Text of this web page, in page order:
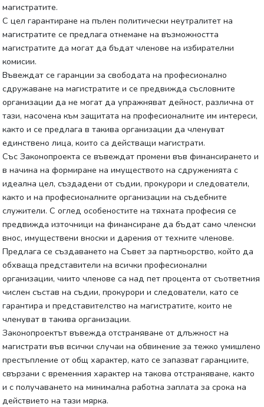
магистратите.
С цел гарантиране на пълен политически неутралитет на
магистратите се предлага отнемане на възможността
магистратите да могат да бъдат членове на избирателни
комисии.
Въвеждат се гаранции за свободата на професионално
сдружаване на магистратите и се предвижда съсловните
организации да не могат да упражняват дейност, различна от
тази, насочена към защитата на професионалните им интереси,
както и се предлага в такива организации да членуват
единствено лица, които са действащи магистрати.
Със Законопроекта се въвеждат промени във финансирането и
в начина на формиране на имуществото на сдруженията с
идеална цел, създадени от съдии, прокурори и следователи,
както и на професионалните организации на съдебните
служители. С оглед особеностите на тяхната професия се
предвижда източници на финансиране да бъдат само членски
внос, имуществени вноски и дарения от техните членове.
Предлага се създаването на Съвет за партньорство, който да
обхваща представители на всички професионални
организации, чиито членове са над пет процента от съответния
числен състав на съдии, прокурори и следователи, като се
гарантира и представителство на магистратите, които не
членуват в такива организации.
Законопроектът въвежда отстраняване от длъжност на
магистрати във всички случаи на обвинение за тежко умишлено
престъпление от общ характер, като се запазват гаранциите,
свързани с временния характер на такова отстраняване, както
и с получаването на минимална работна заплата за срока на
действието на тази мярка.